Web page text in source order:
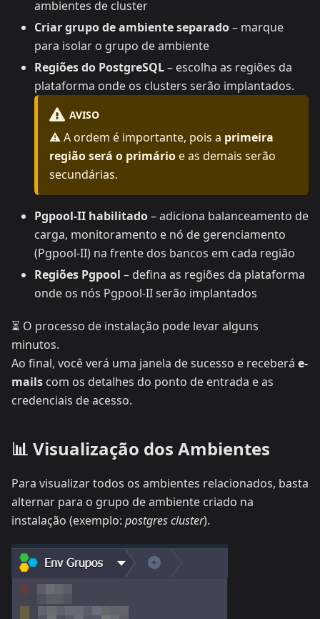
ambientes de cluster
Criar grupo de ambiente separado– marque
para isolar o grupo de ambiente
Regiões do PostgreSQL– escolha as regiões da
plataforma onde os clusters serão implantados.
AVISO
⚠️ A ordem é importante, pois a primeira
região será o primárioe as demais serão
secundárias.
Pgpool-II habilitado– adiciona balanceamento de
carga, monitoramento e nó de gerenciamento
(Pgpool-II) na frente dos bancos em cada região
Regiões Pgpool – defina as regiões da plataforma
onde os nós Pgpool-II serão implantados
⏳ O processo de instalação pode levar alguns
minutos.
Ao final, você verá uma janela de sucesso e receberá e-
mails com os detalhes do ponto de entrada e as
credenciais de acesso.
📊 Visualização dos Ambientes
Para visualizar todos os ambientes relacionados, basta
alternar para o grupo de ambiente criado na
instalação (exemplo: postgres cluster).